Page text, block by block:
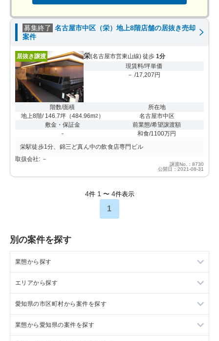
募集終了 名古屋市中区（栄）地上8階店舗の居抜き売却
案件
居抜き譲渡 栄(名古屋市営東山線) 徒歩 1分
現賃料/坪単価
－ /17,207円
階数/面積
地上8階/ 146.7坪（484.96m2 ）
所在地
名古屋市中区
敷金・保証金
-
前業態/希望譲渡額
和食/1100万円
栄駅徒歩1分、錦三ど真ん中の飲食店専門ビル
取扱会社: －
譲渡No.：8730
公開日：2021-08-31
4件 1 〜 4件表示
1
別の案件を探す
業態から探す
ラーメンの居抜き売却物件の案件一覧
フランス料理の居抜き売却物件の案件一覧
イタリア料理の居抜き売却物件の案件一覧
エリアから探す
東京23区の飲食店の居抜き売却物件の案件一覧
東京都下の飲食店の居抜き売却物件の案件一覧
愛知県の市区町村から案件を探す
岡崎市の飲食店の居抜き売却物件の案件一覧
業態から愛知県の案件を探す